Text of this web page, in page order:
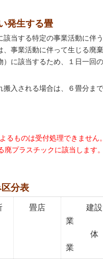
発生する畳
当する特定の事業活動に伴
事業活動に伴って生じる廃
に該当するため、１日一回
搬入される場合は、６畳分ま
るものは受付処理できません。
プラスチックに該当します。
分表
畳店
建設
業
体